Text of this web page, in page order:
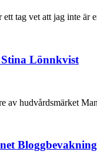
tag vet att jag inte är
Stina Lönnkvist
av hudvårdsmärket